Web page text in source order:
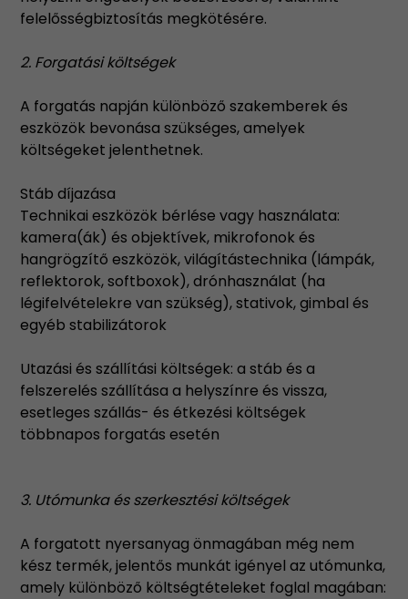
felelősségbiztosítás megkötésére.
2. Forgatási költségek
A forgatás napján különböző szakemberek és
eszközök bevonása szükséges, amelyek
költségeket jelenthetnek.
Stáb díjazása
Technikai eszközök bérlése vagy használata:
kamera(ák) és objektívek, mikrofonok és
hangrögzítő eszközök, világítástechnika (lámpák,
reflektorok, softboxok), drónhasználat (ha
légifelvételekre van szükség), stativok, gimbal és
egyéb stabilizátorok
Utazási és szállítási költségek: a stáb és a
felszerelés szállítása a helyszínre és vissza,
esetleges szállás- és étkezési költségek
többnapos forgatás esetén
3. Utómunka és szerkesztési költségek
A forgatott nyersanyag önmagában még nem
kész termék, jelentős munkát igényel az utómunka,
amely különböző költségtételeket foglal magában: